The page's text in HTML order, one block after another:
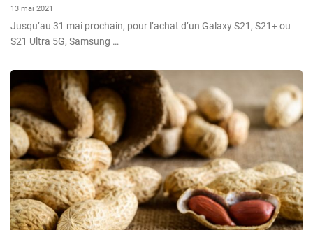
13 mai 2021
Jusqu’au 31 mai prochain, pour l’achat d’un Galaxy S21, S21+ ou
S21 Ultra 5G, Samsung …